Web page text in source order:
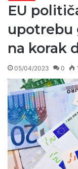
EU
upotrebu
na korak
05/04/2023 0